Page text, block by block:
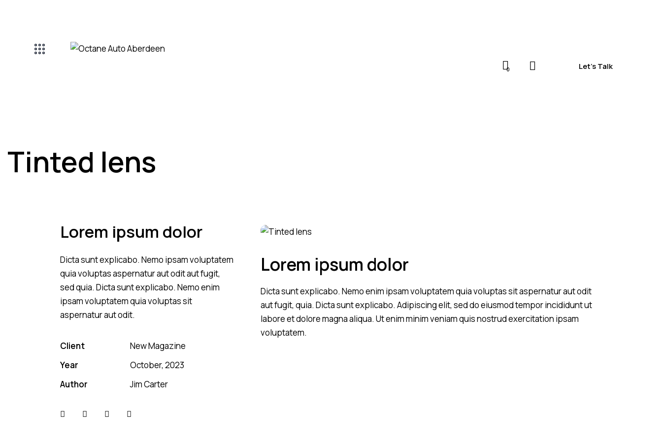
0 Let's Talk
Tinted lens
Lorem ipsum dolor
Dicta sunt explicabo. Nemo ipsam voluptatem
quia voluptas aspernatur aut odit aut fugit,
sed quia. Dicta sunt explicabo. Nemo enim
ipsam voluptatem quia voluptas sit
aspernatur aut odit.
Client
New Magazine
Year
October, 2023
Author
Jim Carter
Lorem ipsum dolor
Dicta sunt explicabo. Nemo enim ipsam voluptatem quia voluptas sit aspernatur aut odit
aut fugit, quia. Dicta sunt explicabo. Adipiscing elit, sed do eiusmod tempor incididunt ut
labore et dolore magna aliqua. Ut enim minim veniam quis nostrud exercitation ipsam
voluptatem.